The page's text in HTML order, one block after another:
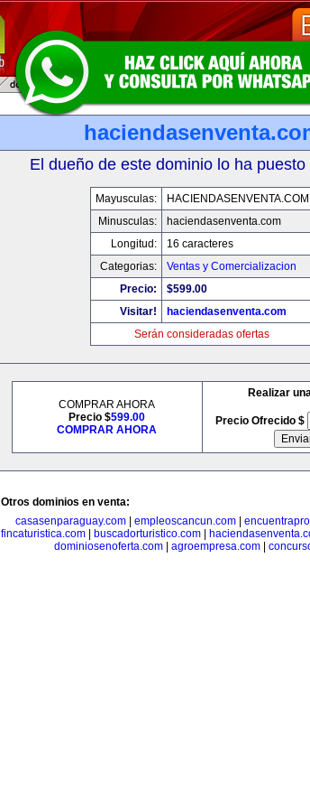
El dueño de este dominio lo ha puesto
Mayusculas:
HACIENDASENVENTA.COM
Minusculas:
haciendasenventa.com
Longitud:
16 caracteres
Categorias:
Ventas y Comercializacion
Precio:
$599.00
Visitar!
haciendasenventa.com
Serán consideradas ofertas
COMPRAR AHORA
Precio $599.00
COMPRAR AHORA
Realizar
Precio Ofrecido $
Otros dominios en venta:
casasenparaguay.com| empleoscancun.com|
fincaturistica.com
buscadorturistico.com
dominiosenoferta.com
agroempresa.com